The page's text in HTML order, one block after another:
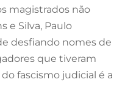
magistrados não
e Silva, Paulo
desfiando nomes de
que tiveram
fascismo judicial é a